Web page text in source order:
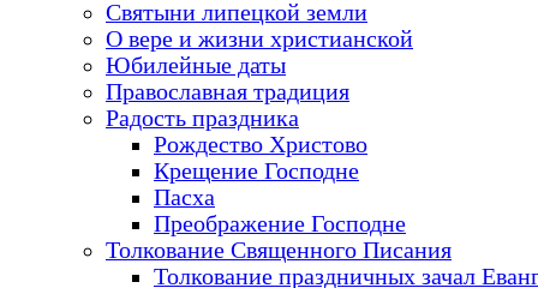
Святыни липецкой земли
О вере и жизни христианской
Юбилейные даты
Православная традиция
Радость праздника
Рождество Христово
Крещение Господне
Пасха
Преображение Господне
Толкование Священного Писания
Толкование праздничных зачал